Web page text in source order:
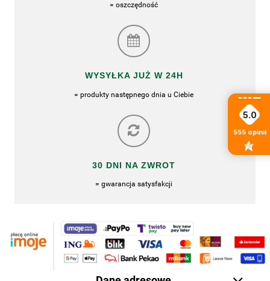
= oszczędność
WYSYŁKA JUŻ W 24H
= produkty następnego dnia u Ciebie
30 DNI NA ZWROT
= gwarancja satysfakcji
5.0
555 opinii